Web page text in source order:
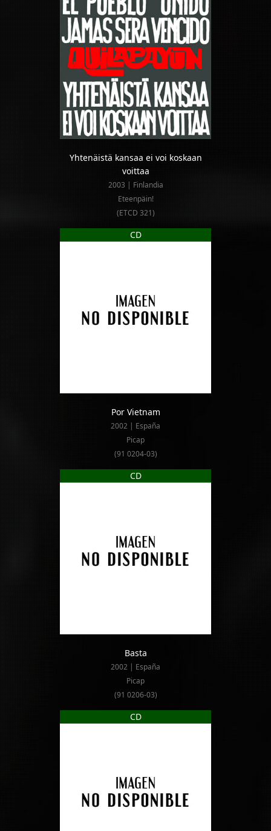
Yhtenäistä kansaa ei voi koskaan
voittaa
2003 | Finlandia
Eteenpäin!
(ETCD 321)
CD
Por Vietnam
2002 | España
Picap
(91 0204-03)
CD
Basta
2002 | España
Picap
(91 0206-03)
CD